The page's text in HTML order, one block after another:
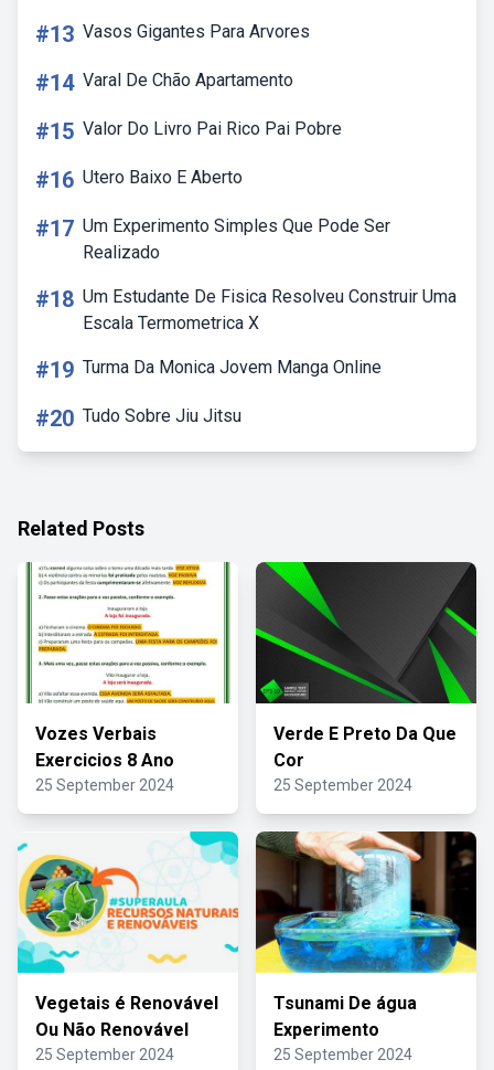
#13 Vasos Gigantes Para Arvores
#14 Varal De Chão Apartamento
#15 Valor Do Livro Pai Rico Pai Pobre
#16 Utero Baixo E Aberto
#17 Um Experimento Simples Que Pode Ser
Realizado
#18 Um Estudante De Fisica Resolveu Construir Uma
Escala Termometrica X
#19 Turma Da Monica Jovem Manga Online
#20 Tudo Sobre Jiu Jitsu
Related Posts
Vozes Verbais
Exercicios 8 Ano
25 September 2024
Verde E Preto Da Que
Cor
25 September 2024
Vegetais é Renovável
Ou Não Renovável
25 September 2024
Tsunami De água
Experimento
25 September 2024